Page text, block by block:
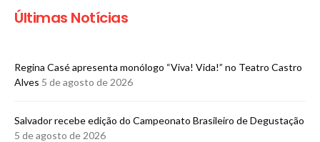
Últimas Notícias
Regina Casé apresenta monólogo “Viva! Vida!” no Teatro Castro
Alves 5 de agosto de 2026
​Salvador recebe edição do Campeonato Brasileiro de Degustação
5 de agosto de 2026